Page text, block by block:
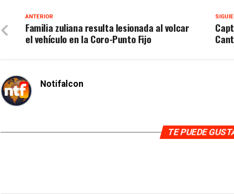
ANTERIOR
Familia zuliana resulta lesionada al volcar
el vehículo en la Coro-Punto Fijo
Notifalcon
TE PUEDE